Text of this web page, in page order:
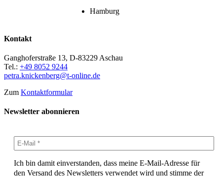
Hamburg
Kontakt
Ganghoferstraße 13, D-83229 Aschau
Tel.: +49 8052 9244
petra.knickenberg@t-online.de
Zum Kontaktformular
Newsletter abonnieren
Ich bin damit einverstanden, dass meine E-Mail-Adresse für
den Versand des Newsletters verwendet wird und stimme der